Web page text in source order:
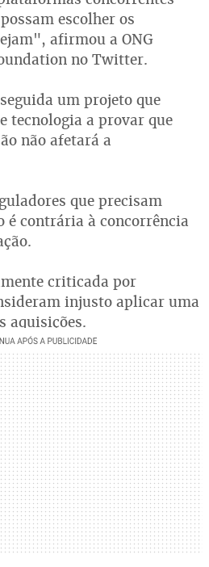
escolher os
afirmou a ONG
no Twitter.
um projeto que
tecnologia a provar que
não afetará a
que precisam
é contrária à concorrência
criticada por
injusto aplicar uma
aquisições.